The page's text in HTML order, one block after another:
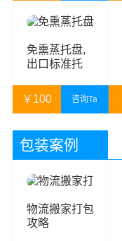
￥30
免熏蒸托盘,
出口标准托
托盘
￥ 100 咨询Ta
包装案例
物流搬家打包
攻略